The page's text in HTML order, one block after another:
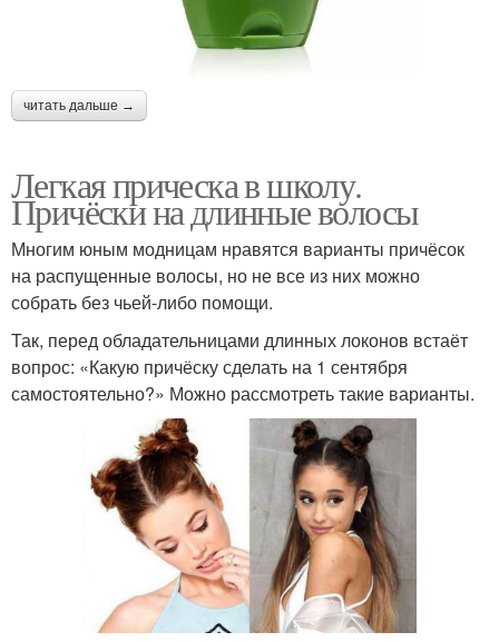
читать дальше →
Легкая прическа в школу.
Причёски на длинные волосы
Многим юным модницам нравятся варианты причёсок
на распущенные волосы, но не все из них можно
собрать без чьей-либо помощи.
Так, перед обладательницами длинных локонов встаёт
вопрос: «Какую причёску сделать на 1 сентября
самостоятельно?» Можно рассмотреть такие варианты.